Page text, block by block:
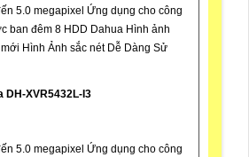
5.0 megapixel Ứng dụng cho công
ban đêm 8 HDD Dahua Hình ảnh
Hình Ảnh sắc nét Dễ Dàng Sử
DH-XVR5432L-I3
5.0 megapixel Ứng dụng cho công